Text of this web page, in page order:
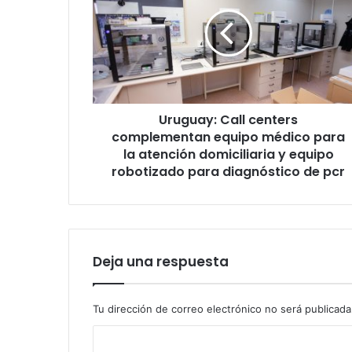
centers
complementan
equipo
médico
para
la
atención
equipo
robotizado
pcr
Uruguay: Call centers
complementan equipo médico para
la atención domiciliaria y equipo
robotizado para diagnóstico de pcr
Deja una respuesta
Tu dirección de correo electrónico no será